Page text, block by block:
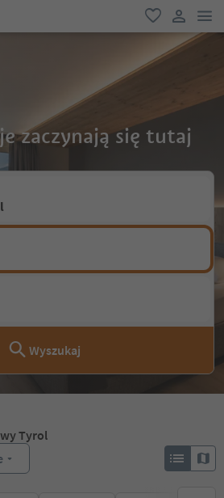
ulubione
link
zaczynają się tutaj
Wyszukaj
Tyrol